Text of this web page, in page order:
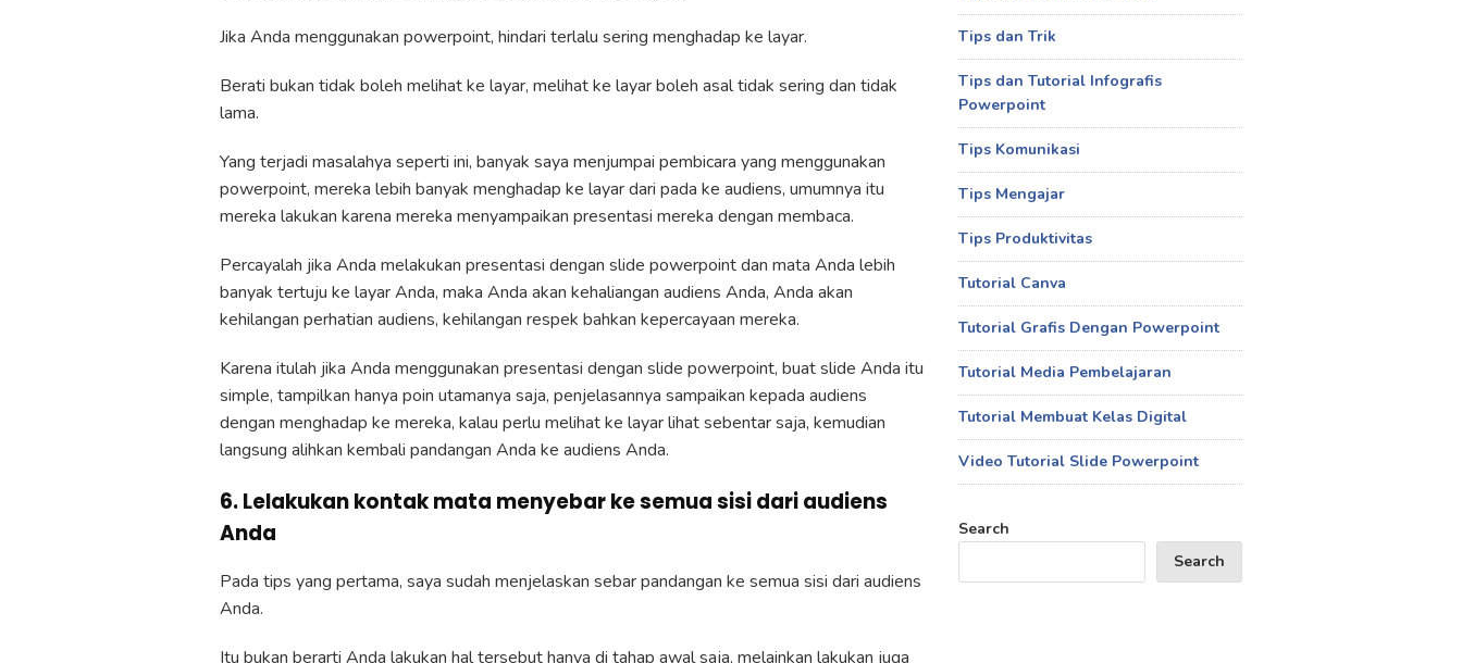
Jika Anda menggunakan powerpoint, hindari terlalu sering menghadap ke layar.
Berati bukan tidak boleh melihat ke layar, melihat ke layar boleh asal tidak sering dan tidak
lama.
Yang terjadi masalahya seperti ini, banyak saya menjumpai pembicara yang menggunakan
powerpoint, mereka lebih banyak menghadap ke layar dari pada ke audiens, umumnya itu
mereka lakukan karena mereka menyampaikan presentasi mereka dengan membaca.
Percayalah jika Anda melakukan presentasi dengan slide powerpoint dan mata Anda lebih
banyak tertuju ke layar Anda, maka Anda akan kehaliangan audiens Anda, Anda akan
kehilangan perhatian audiens, kehilangan respek bahkan kepercayaan mereka.
Karena itulah jika Anda menggunakan presentasi dengan slide powerpoint, buat slide Anda itu
simple, tampilkan hanya poin utamanya saja, penjelasannya sampaikan kepada audiens
dengan menghadap ke mereka, kalau perlu melihat ke layar lihat sebentar saja, kemudian
langsung alihkan kembali pandangan Anda ke audiens Anda.
6. Lelakukan kontak mata menyebar ke semua sisi dari audiens
Anda
Pada tips yang pertama, saya sudah menjelaskan sebar pandangan ke semua sisi dari audiens
Anda.
Itu bukan berarti Anda lakukan hal tersebut hanya di tahap awal saja, melainkan lakukan juga
Tips dan Trik
Tips dan Tutorial Infografis
Powerpoint
Tips Komunikasi
Tips Mengajar
Tips Produktivitas
Tutorial Canva
Tutorial Grafis Dengan Powerpoint
Tutorial Media Pembelajaran
Tutorial Membuat Kelas Digital
Video Tutorial Slide Powerpoint
Search
Search